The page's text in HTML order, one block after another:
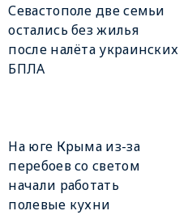
Севастополе две семьи
остались без жилья
после налёта украинских
БПЛА
На юге Крыма из-за
перебоев со светом
начали работать
полевые кухни